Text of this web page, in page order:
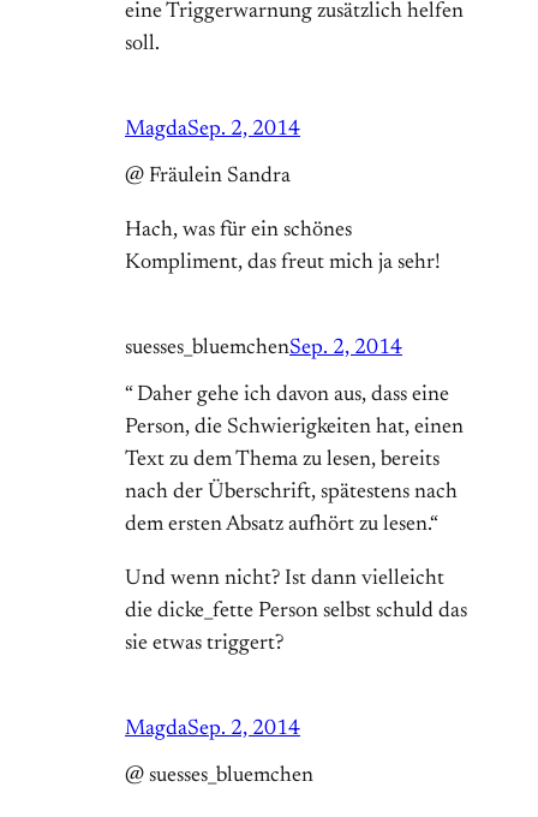
eine Triggerwarnung zusätzlich helfen
soll.
MagdaSep. 2, 2014
@ Fräulein Sandra
Hach, was für ein schönes
Kompliment, das freut mich ja sehr!
suesses_bluemchenSep. 2, 2014
“ Daher gehe ich davon aus, dass eine
Person, die Schwierigkeiten hat, einen
Text zu dem Thema zu lesen, bereits
nach der Überschrift, spätestens nach
dem ersten Absatz aufhört zu lesen.“
Und wenn nicht? Ist dann vielleicht
die dicke_fette Person selbst schuld das
sie etwas triggert?
MagdaSep. 2, 2014
@ suesses_bluemchen